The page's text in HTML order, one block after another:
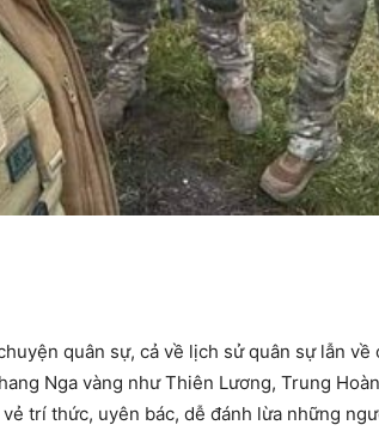
quân sự, cả về lịch sử quân sự lẫn
Nga vàng như Thiên Lương, Trung
trí thức, uyên bác, dễ đánh lừa những